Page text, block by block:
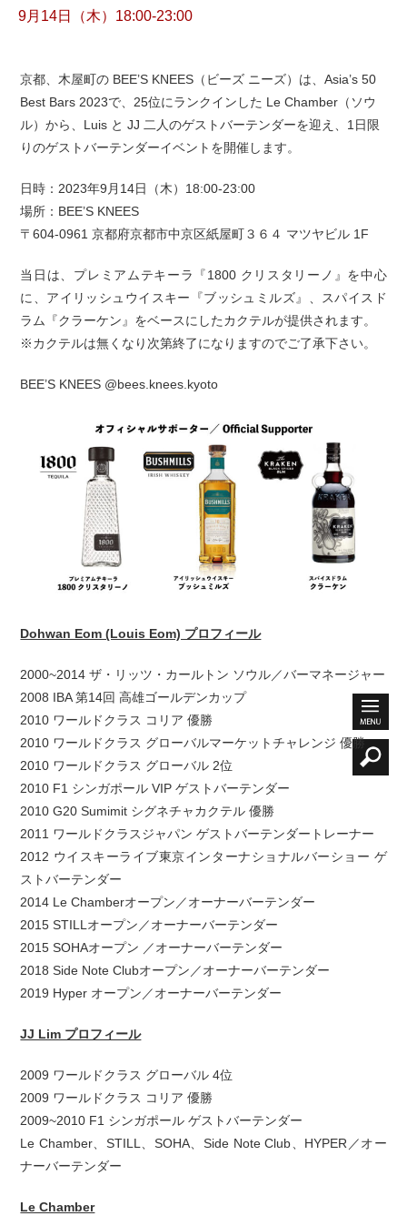
9月14日（木）18:00-23:00
京都、木屋町の BEE’S KNEES（ビーズ ニーズ）は、Asia’s 50
Best Bars 2023で、25位にランクインした Le Chamber（ソウ
ル）から、Luis と JJ 二人のゲストバーテンダーを迎え、1日限
りのゲストバーテンダーイベントを開催します。
日時：2023年9月14日（木）18:00-23:00
場所：BEE’S KNEES
〒604-0961 京都府京都市中京区紙屋町３６４ マツヤビル 1F
当日は、プレミアムテキーラ『1800 クリスタリーノ』を中心
に、アイリッシュウイスキー『ブッシュミルズ』、スパイスド
ラム『クラーケン』をベースにしたカクテルが提供されます。
※カクテルは無くなり次第終了になりますのでご了承下さい。
BEE’S KNEES @bees.knees.kyoto
Dohwan Eom (Louis Eom) プロフィール
2000~2014 ザ・リッツ・カールトン ソウル／バーマネージャー
2008 IBA 第14回 高雄ゴールデンカップ
2010 ワールドクラス コリア 優勝
2010 ワールドクラス グローバルマーケットチャレンジ 優勝
2010 ワールドクラス グローバル 2位
2010 F1 シンガポール VIP ゲストバーテンダー
2010 G20 Sumimit シグネチャカクテル 優勝
2011 ワールドクラスジャパン ゲストバーテンダートレーナー
2012 ウイスキーライブ東京インターナショナルバーショー ゲ
ストバーテンダー
2014 Le Chamberオープン／オーナーバーテンダー
2015 STILLオープン／オーナーバーテンダー
2015 SOHAオープン ／オーナーバーテンダー
2018 Side Note Clubオープン／オーナーバーテンダー
2019 Hyper オープン／オーナーバーテンダー
JJ Lim プロフィール
2009 ワールドクラス グローバル 4位
2009 ワールドクラス コリア 優勝
2009~2010 F1 シンガポール ゲストバーテンダー
Le Chamber、STILL、SOHA、Side Note Club、HYPER／オー
ナーバーテンダー
Le Chamber